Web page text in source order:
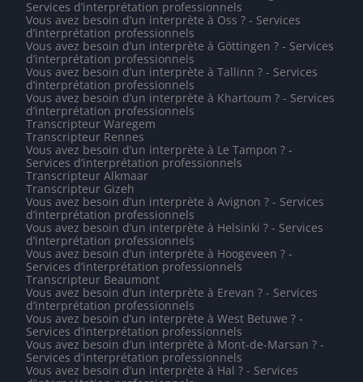
Services d’interprétation professionnels
Vous avez besoin d’un interprète à Oss ? - Services
d’interprétation professionnels
Vous avez besoin d’un interprète à Göttingen ? - Services
d’interprétation professionnels
Vous avez besoin d’un interprète à Tallinn ? - Services
d’interprétation professionnels
Vous avez besoin d’un interprète à Khartoum ? - Services
d’interprétation professionnels
Transcripteur Waregem
Transcripteur Rennes
Vous avez besoin d’un interprète à Le Tampon ? -
Services d’interprétation professionnels
Transcripteur Alkmaar
Transcripteur Gizeh
Vous avez besoin d’un interprète à Avignon ? - Services
d’interprétation professionnels
Vous avez besoin d’un interprète à Helsinki ? - Services
d’interprétation professionnels
Vous avez besoin d’un interprète à Hoogeveen ? -
Services d’interprétation professionnels
Transcripteur Beaumont
Vous avez besoin d’un interprète à Erevan ? - Services
d’interprétation professionnels
Vous avez besoin d’un interprète à West Betuwe ? -
Services d’interprétation professionnels
Vous avez besoin d’un interprète à Mont-de-Marsan ? -
Services d’interprétation professionnels
Vous avez besoin d’un interprète à Hal ? - Services